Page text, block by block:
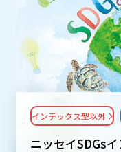
ファンド情報TOP
基準価額一覧
ファンド検索
ファンド比較
マーケット情報
マーケット情報TOP
マーケット指数
資産形成ポータ
資産形成ポータル
サステナビリテ
ニッセイSDGs
インデックス型以外